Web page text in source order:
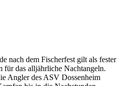
nach dem Fischerfest gilt als fester
für das alljährliche Nachtangeln.
Angler des ASV Dossenheim